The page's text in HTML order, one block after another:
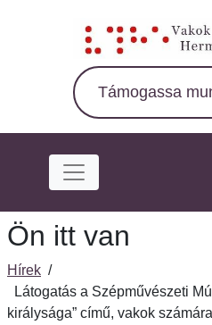
Támogassa
Ön itt van
Hírek /
Látogatás a Szépművészeti
királysága” című, vakok